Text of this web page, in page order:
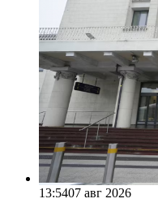
13:5407 авг 2026